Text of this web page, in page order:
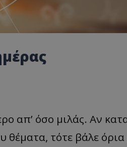
απ’ όσο μιλάς. Αν
θέματα, τότε βάλε όρια